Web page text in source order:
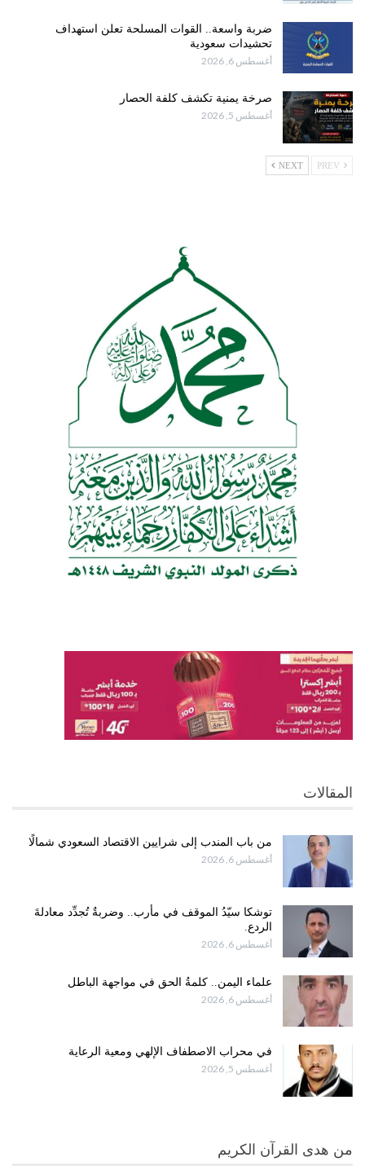
ضربة واسعة.. القوات المسلحة تعلن استهداف
تحشيدات سعودية
أغسطس 6, 2026
صرخة يمنية تكشف كلفة الحصار
أغسطس 5, 2026
NEXT
المقالات
من باب المندب إلى شرايين الاقتصاد السعودي شمالًا
أغسطس 6, 2026
توشكا سيّدُ الموقف في مأرب.. وضربةٌ تُجدِّد معادلةَ
الردع.
أغسطس 6, 2026
علماء اليمن.. كلمةُ الحق في مواجهة الباطل
أغسطس 6, 2026
في محراب الاصطفاف الإلهي ومعية الرعاية
أغسطس 5, 2026
من هدى القرآن الكريم